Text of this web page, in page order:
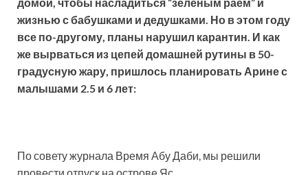
жизнью с бабушками и дедушками. Но в этом году
все по-другому, планы нарушил карантин. И как
же вырваться из цепей домашней рутины в 50-
градусную жару, пришлось планировать Арине с
малышами 2.5 и 6 лет:
По совету журнала Время Абу Даби, мы решили